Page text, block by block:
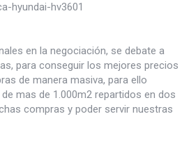
hyundai-hv3601
en la negociación, se debate a
para conseguir los mejores precios
de manera masiva, para ello
mas de 1.000m2 repartidos en dos
compras y poder servir nuestras